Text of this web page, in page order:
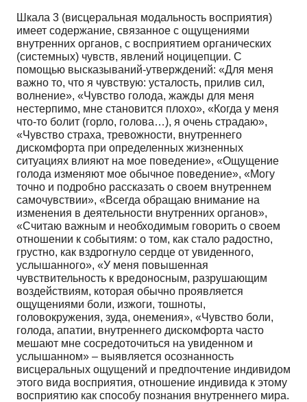
Шкала 3 (висцеральная модальность восприятия)
имеет содержание, связанное с ощущениями
внутренних органов, с восприятием органических
(системных) чувств, явлений ноцицепции. С
помощью высказываний-утверждений: «Для меня
важно то, что я чувствую: усталость, прилив сил,
волнение», «Чувство голода, жажды для меня
нестерпимо, мне становится плохо», «Когда у меня
что-то болит (горло, голова…), я очень страдаю»,
«Чувство страха, тревожности, внутреннего
дискомфорта при определенных жизненных
ситуациях влияют на мое поведение», «Ощущение
голода изменяют мое обычное поведение», «Могу
точно и подробно рассказать о своем внутреннем
самочувствии», «Всегда обращаю внимание на
изменения в деятельности внутренних органов»,
«Считаю важным и необходимым говорить о своем
отношении к событиям: о том, как стало радостно,
грустно, как вздрогнуло сердце от увиденного,
услышанного», «У меня повышенная
чувствительность к вредоносным, разрушающим
воздействиям, которая обычно проявляется
ощущениями боли, изжоги, тошноты,
головокружения, зуда, онемения», «Чувство боли,
голода, апатии, внутреннего дискомфорта часто
мешают мне сосредоточиться на увиденном и
услышанном» – выявляется осознанность
висцеральных ощущений и предпочтение индивидом
этого вида восприятия, отношение индивида к этому
восприятию как способу познания внутреннего мира.